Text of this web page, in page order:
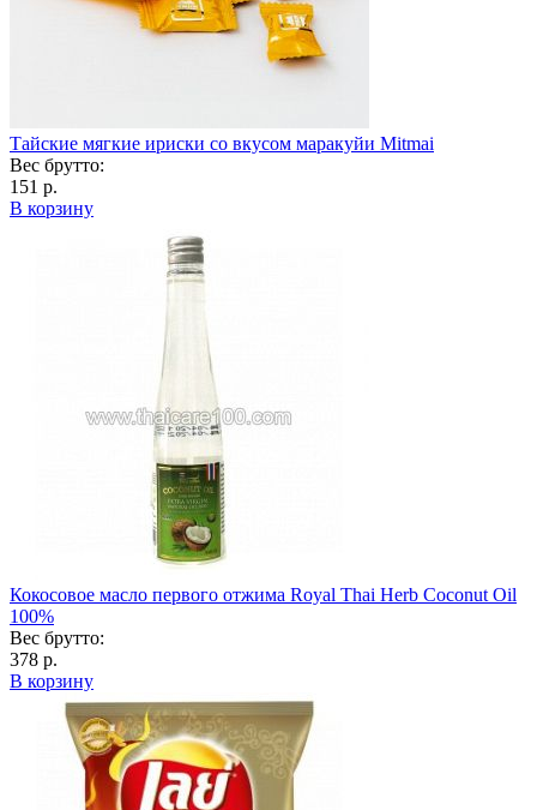
Тайские мягкие ириски со вкусом маракуйи Mitmai
Вес брутто:
151 р.
В корзину
Кокосовое масло первого отжима Royal Thai Herb Coconut Oil
100%
Вес брутто:
378 р.
В корзину